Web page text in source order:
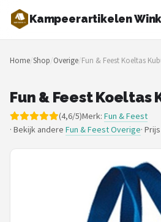
Kampeerartikelen
Zoeken
NAVIGATIE
Merken
Blog
Home/Shop/Overige/Fun & Feest Koeltas
Fun & Feest Koeltas
(4,6/5)Merk: Fun & Feest
· Bekijk andere Fun & Feest Overige·